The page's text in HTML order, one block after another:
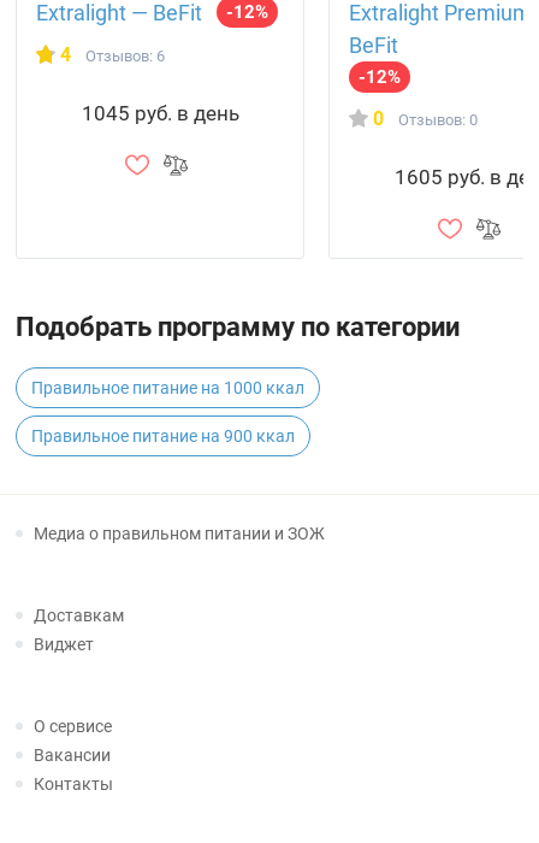
Extralight — BeFit -12%
4 Отзывов: 6
1045 руб. в день
Extralight
BeFit
-12%
0 Отзывов: 0
1605 руб. в
Подобрать программу по категории
Правильное питание на 1000 ккал
Правильное питание на 900 ккал
Медиа о правильном питании и ЗОЖ
Доставкам
Виджет
О сервисе
Вакансии
Контакты